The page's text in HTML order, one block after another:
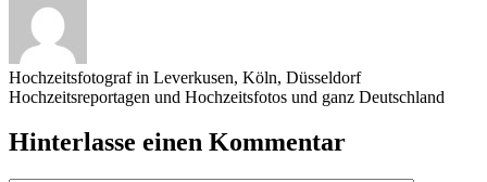
Hochzeitsfotograf in Leverkusen, Köln, Düsseldorf
Hochzeitsreportagen und Hochzeitsfotos und ganz Deutschland
Hinterlasse einen Kommentar